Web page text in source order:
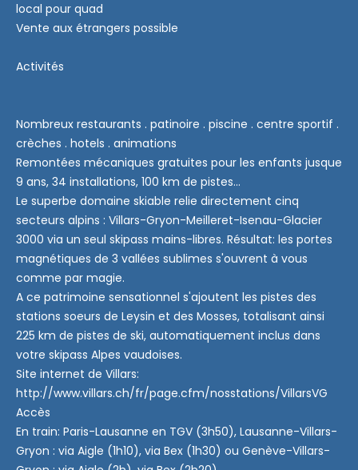
local pour quad
Vente aux étrangers possible
Activités
Nombreux restaurants . patinoire . piscine . centre sportif .
crèches . hotels . animations
Remontées mécaniques gratuites pour les enfants jusque
9 ans, 34 installations, 100 km de pistes...
Le superbe domaine skiable relie directement cinq
secteurs alpins : Villars-Gryon-Meilleret-Isenau-Glacier
3000 via un seul skipass mains-libres. Résultat: les portes
magnétiques de 3 vallées sublimes s'ouvrent à vous
comme par magie.
A ce patrimoine sensationnel s'ajoutent les pistes des
stations soeurs de Leysin et des Mosses, totalisant ainsi
225 km de pistes de ski, automatiquement inclus dans
votre skipass Alpes vaudoises.
Site internet de Villars:
http://www.villars.ch/fr/page.cfm/nosstations/VillarsVG
Accès
En train: Paris-Lausanne en TGV (3h50), Lausanne-Villars-
Gryon : via Aigle (1h10), via Bex (1h30) ou Genève-Villars-